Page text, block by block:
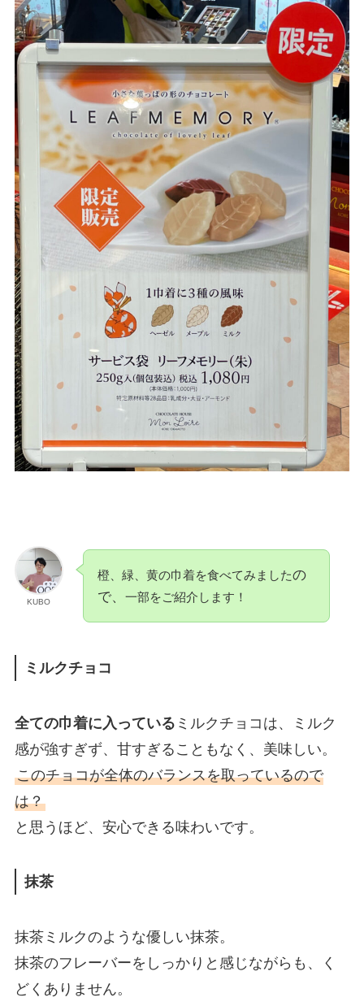
KUBO
橙、緑、黄の巾着を食べてみましたの
で、 一部をご紹介します！
ミルクチョコ
全ての巾着に入っている ミルクチョコは、ミルク
感が強すぎず、甘すぎることもなく、美味しい。
このチョコが全体のバランスを取っているので
は？
と思うほど、安心できる味わいです。
抹茶
抹茶ミルクのような優しい抹茶。
抹茶のフレーバーをしっかりと感じながらも、く
どくありません。